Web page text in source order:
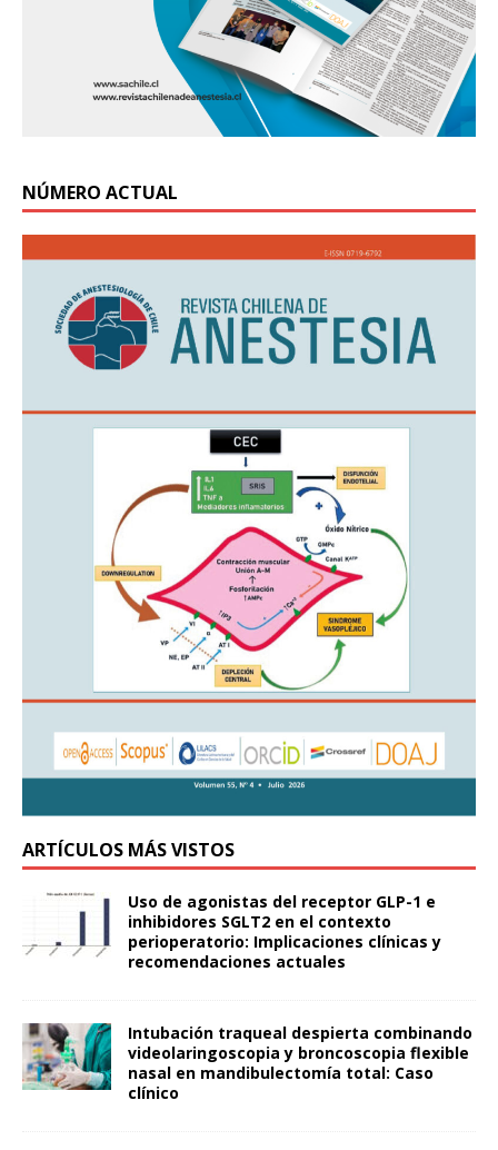
NÚMERO ACTUAL
ARTÍCULOS MÁS VISTOS
Uso de agonistas del receptor GLP-1 e
inhibidores SGLT2 en el contexto
perioperatorio: Implicaciones clínicas y
recomendaciones actuales
Intubación traqueal despierta combinando
videolaringoscopia y broncoscopia flexible
nasal en mandibulectomía total: Caso
clínico